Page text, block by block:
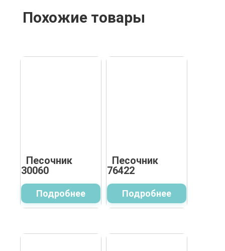
Похожие товары
Песочник
30060
Подробнее
Песочник
76422
Подробнее